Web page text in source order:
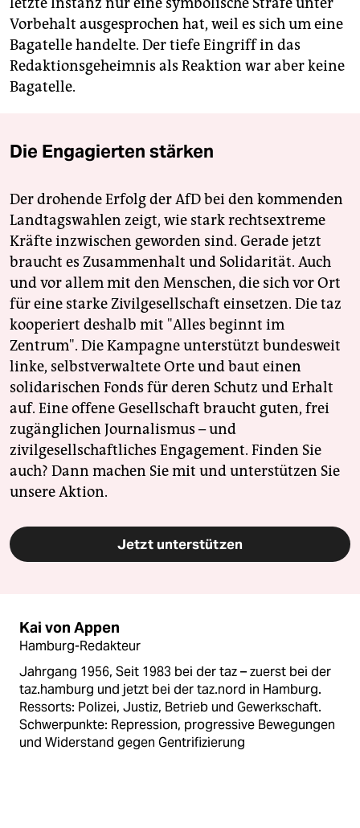
Vorbehalt ausgesprochen hat, weil es sich um eine
Bagatelle handelte. Der tiefe Eingriff in das
Redaktionsgeheimnis als Reaktion war aber keine
Bagatelle.
Die Engagierten stärken
Der drohende Erfolg der AfD bei den kommenden
Landtagswahlen zeigt, wie stark rechtsextreme
Kräfte inzwischen geworden sind. Gerade jetzt
braucht es Zusammenhalt und Solidarität. Auch
und vor allem mit den Menschen, die sich vor Ort
für eine starke Zivilgesellschaft einsetzen. Die taz
kooperiert deshalb mit "Alles beginnt im
Zentrum". Die Kampagne unterstützt bundesweit
linke, selbstverwaltete Orte und baut einen
solidarischen Fonds für deren Schutz und Erhalt
auf. Eine offene Gesellschaft braucht guten, frei
zugänglichen Journalismus – und
zivilgesellschaftliches Engagement. Finden Sie
auch? Dann machen Sie mit und unterstützen Sie
unsere Aktion.
Jetzt unterstützen
Kai von Appen
Hamburg-Redakteur
Jahrgang 1956, Seit 1983 bei der taz – zuerst bei der
taz.hamburg und jetzt bei der taz.nord in Hamburg.
Ressorts: Polizei, Justiz, Betrieb und Gewerkschaft.
Schwerpunkte: Repression, progressive Bewegungen
und Widerstand gegen Gentrifizierung